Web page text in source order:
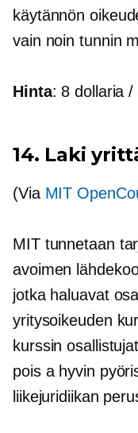
käytännön
vain noin tunnin
Hinta: 8 dollaria /
14. Laki
(Via MIT
MIT tunnetaan
avoimen
jotka haluavat
yritysoikeuden
kurssin
pois a hyvin
liikejuridiikan